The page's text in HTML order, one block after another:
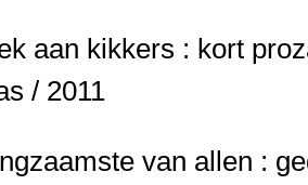
aan kikkers : kort
/ 2011
van allen :